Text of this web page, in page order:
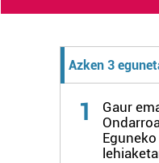
Azken 3
1
Gaur